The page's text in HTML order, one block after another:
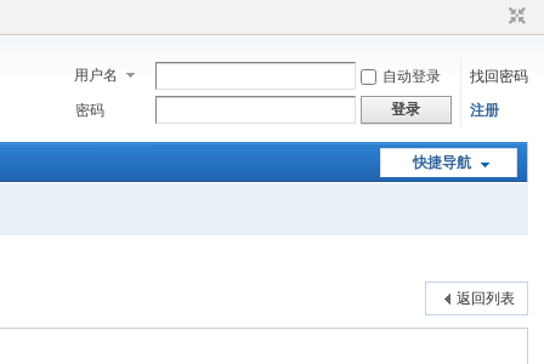
用户名 自动登录
找回密码
密码
登录 注册
快捷导航
返回列表